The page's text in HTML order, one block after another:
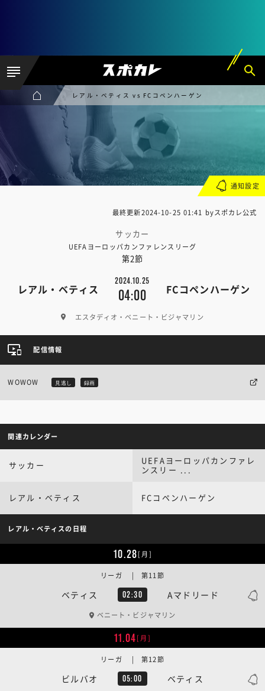
レアル・ベティス vs FCコペンハーゲン
最終更新2024-10-25 01:41 byスポカレ公式
サッカー
UEFAヨーロッパカンファレンスリーグ
第2節
レアル・ベティス
2024.10.25
04:00 FCコペンハーゲン
エスタディオ・ベニート・ビジャマリン
通知設定
配信情報
WOWOW 見逃し 録画
関連カレンダー
サッカー
UEFAヨーロッパカンファレ
ンスリー ...
レアル・ベティス FCコペンハーゲン
レアル・ベティスの日程
10.28[月]
ベティス 02:30 Aマドリード
リーガ | 第11節
ベニート・ビジャマリン
11.04[月]
ビルバオ 05:00 ベティス
リーガ | 第12節